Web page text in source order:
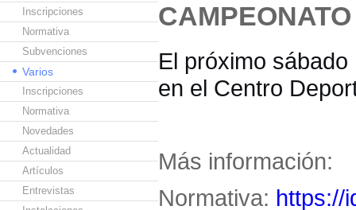
Inscripciones
Normativa
Subvenciones
Varios
Inscripciones
Normativa
Novedades
Actualidad
Artículos
Entrevistas
El próximo
en el Centro
Más información:
Normativa: https://